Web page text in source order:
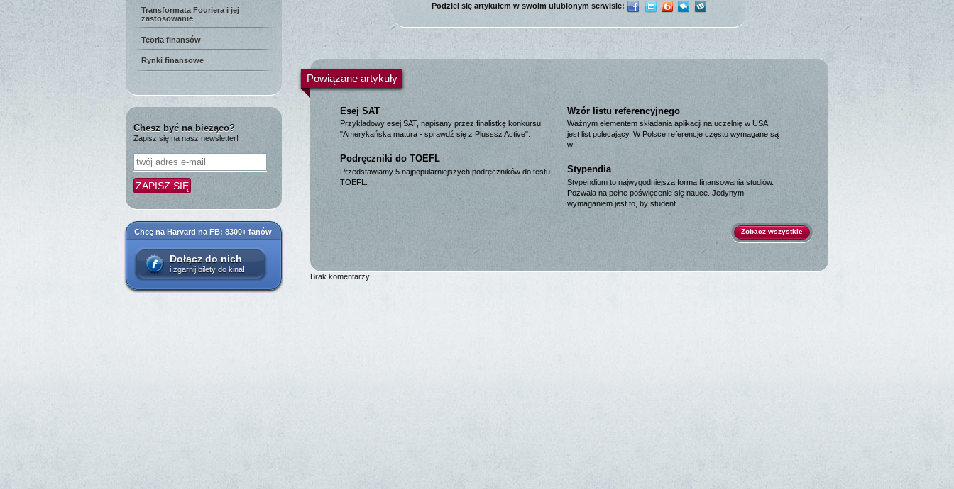
Transformata Fouriera i jej
zastosowanie
Teoria finansów
Rynki finansowe
Chesz być na bieżąco?
Zapisz się na nasz newsletter!
Chcę na Harvard na FB: 8300+ fanów
Dołącz do nich
i zgarnij bilety do kina!
Podziel się artykułem w swoim ulubionym serwisie:
Powiązane artykuły
Esej SAT
Przykładowy esej SAT, napisany przez finalistkę konkursu
"Amerykańska matura - sprawdź się z Plusssz Active".
Podręczniki do TOEFL
Przedstawiamy 5 najpopularniejszych podręczników do testu
TOEFL.
Wzór listu referencyjnego
Ważnym elementem składania aplikacji na uczelnię w USA
jest list polecający. W Polsce referencje często wymagane są
w…
Stypendia
Stypendium to najwygodniejsza forma finansowania studiów.
Pozwala na pełne poświęcenie się nauce. Jedynym
wymaganiem jest to, by student…
Zobacz wszystkie
Brak komentarzy